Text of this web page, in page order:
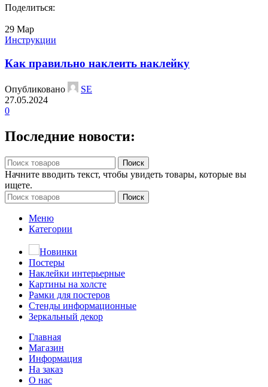
Поделиться:
29 Мар
Инструкции
Как правильно наклеить наклейку
Опубликовано
SE
27.05.2024
0
Последние новости:
Поиск
Начните вводить текст, чтобы увидеть товары, которые вы
ищете.
Поиск
Меню
Категории
Новинки
Постеры
Наклейки интерьерные
Картины на холсте
Рамки для постеров
Стенды информационные
Зеркальный декор
Главная
Магазин
Информация
На заказ
О нас